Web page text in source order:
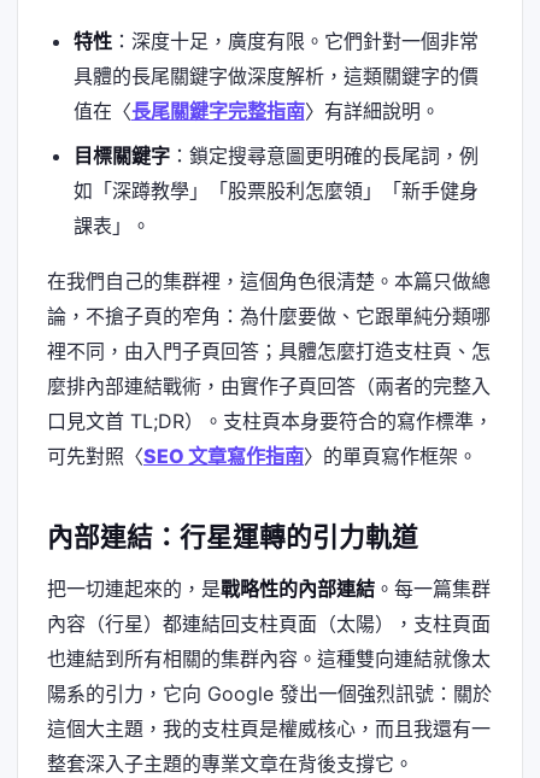
特性：深度十足，廣度有限。它們針對一個非常
具體的長尾關鍵字做深度解析，這類關鍵字的價
值在〈長尾關鍵字完整指南〉有詳細說明。
目標關鍵字：鎖定搜尋意圖更明確的長尾詞，例
如「深蹲教學」「股票股利怎麼領」「新手健身
課表」。
在我們自己的集群裡，這個角色很清楚。本篇只做總
論，不搶子頁的窄角：為什麼要做、它跟單純分類哪
裡不同，由入門子頁回答；具體怎麼打造支柱頁、怎
麼排內部連結戰術，由實作子頁回答（兩者的完整入
口見文首 TL;DR）。支柱頁本身要符合的寫作標準，
可先對照〈SEO 文章寫作指南〉的單頁寫作框架。
內部連結：行星運轉的引力軌道
把一切連起來的，是戰略性的內部連結 。每一篇集群
內容（行星）都連結回支柱頁面（太陽），支柱頁面
也連結到所有相關的集群內容。這種雙向連結就像太
陽系的引力，它向 Google 發出一個強烈訊號：關於
這個大主題，我的支柱頁是權威核心，而且我還有一
整套深入子主題的專業文章在背後支撐它。